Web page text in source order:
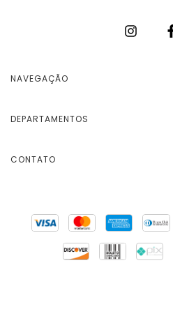
NAVEGAÇÃO
DEPARTAMENTOS
CONTATO